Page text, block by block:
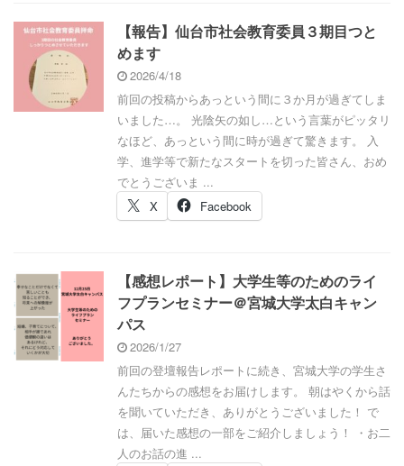
【報告】仙台市社会教育委員３期目つと
めます
2026/4/18
前回の投稿からあっという間に３か月が過ぎてしま
いました…。 光陰矢の如し…という言葉がピッタリ
なほど、あっという間に時が過ぎて驚きます。 入
学、進学等で新たなスタートを切った皆さん、おめ
でとうございま ...
X
Facebook
【感想レポート】大学生等のためのライ
フプランセミナー＠宮城大学太白キャン
パス
2026/1/27
前回の登壇報告レポートに続き、宮城大学の学生さ
んたちからの感想をお届けします。 朝はやくから話
を聞いていただき、ありがとうございました！ で
は、届いた感想の一部をご紹介しましょう！ ・お二
人のお話の進 ...